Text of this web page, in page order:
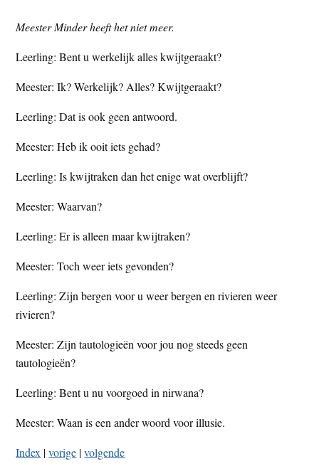
tMeester Minder heeft het niet meer.
Leerling: Bent u werkelijk alles kwijtgeraakt?
Meester: Ik? Werkelijk? Alles? Kwijtgeraakt?
Leerling: Dat is ook geen antwoord.
Meester: Heb ik ooit iets gehad?
Leerling: Is kwijtraken dan het enige wat overblijft?
Meester: Waarvan?
Leerling: Er is alleen maar kwijtraken?
Meester: Toch weer iets gevonden?
Leerling: Zijn bergen voor u weer bergen en rivieren weer
rivieren?
Meester: Zijn tautologieën voor jou nog steeds geen
tautologieën?
Leerling: Bent u nu voorgoed in nirwana?
Meester: Waan is een ander woord voor illusie.
Index |vorige |volgende